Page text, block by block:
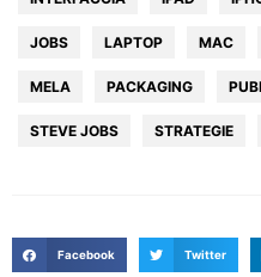
JOBS LAPTOP MAC
MELA PACKAGING
STEVE JOBS STRATEGIE
Facebook Twitter